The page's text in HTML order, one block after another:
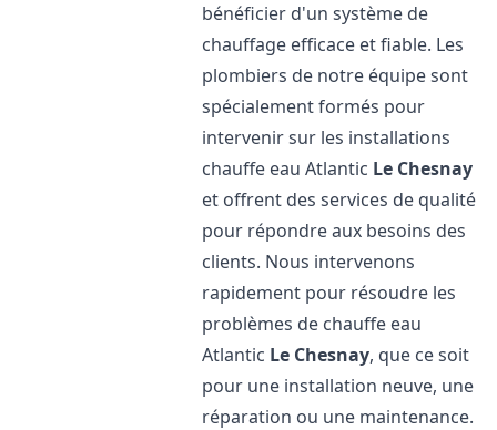
bénéficier d'un système de
chauffage efficace et fiable. Les
plombiers de notre équipe sont
spécialement formés pour
intervenir sur les installations
chauffe eau Atlantic Le Chesnay
et offrent des services de qualité
pour répondre aux besoins des
clients. Nous intervenons
rapidement pour résoudre les
problèmes de chauffe eau
Atlantic Le Chesnay, que ce soit
pour une installation neuve, une
réparation ou une maintenance.